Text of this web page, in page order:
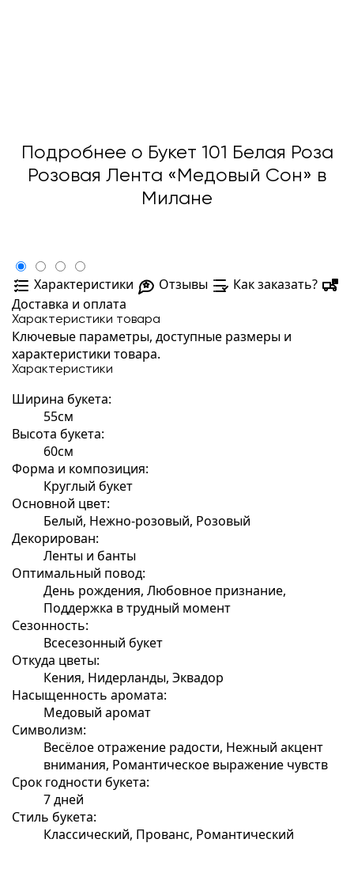
Подробнее о Букет 101 Белая Роза
Розовая Лента «Медовый Сон» в
Милане
Характеристики Отзывы
Как заказать?
Доставка и оплата
Характеристики товара
Ключевые параметры, доступные размеры и
характеристики товара.
Характеристики
Ширина букета:
55см
Высота букета:
60см
Форма и композиция:
Круглый букет
Основной цвет:
Белый, Нежно-розовый, Розовый
Декорирован:
Ленты и банты
Оптимальный повод:
День рождения, Любовное признание,
Поддержка в трудный момент
Сезонность:
Всесезонный букет
Откуда цветы:
Кения, Нидерланды, Эквадор
Насыщенность аромата:
Медовый аромат
Символизм:
Весёлое отражение радости, Нежный акцент
внимания, Романтическое выражение чувств
Срок годности букета:
7 дней
Стиль букета:
Классический, Прованс, Романтический